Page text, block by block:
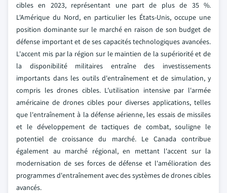
cibles en 2023, représentant une part de plus de 35 %.
L'Amérique du Nord, en particulier les États-Unis, occupe une
position dominante sur le marché en raison de son budget de
défense important et de ses capacités technologiques avancées.
L'accent mis par la région sur le maintien de la supériorité et de
la disponibilité militaires entraîne des investissements
importants dans les outils d'entraînement et de simulation, y
compris les drones cibles. L'utilisation intensive par l'armée
américaine de drones cibles pour diverses applications, telles
que l'entraînement à la défense aérienne, les essais de missiles
et le développement de tactiques de combat, souligne le
potentiel de croissance du marché. Le Canada contribue
également au marché régional, en mettant l'accent sur la
modernisation de ses forces de défense et l'amélioration des
programmes d'entraînement avec des systèmes de drones cibles
avancés.